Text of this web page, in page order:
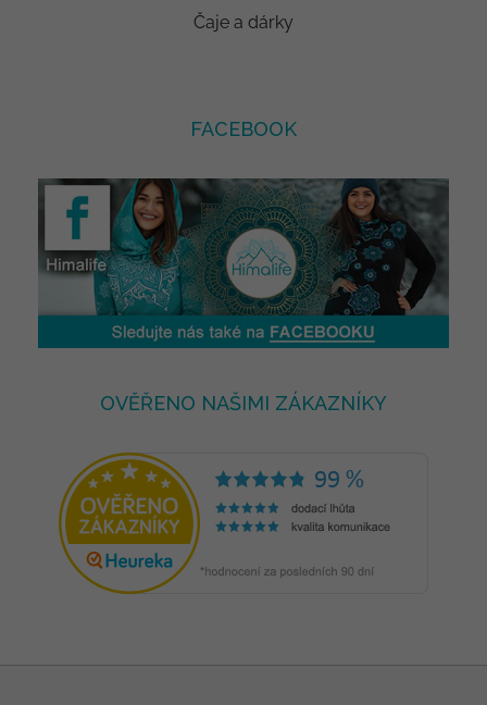
Čaje a dárky
FACEBOOK
OVĚŘENO NAŠIMI ZÁKAZNÍKY